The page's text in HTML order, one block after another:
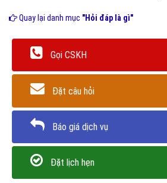
Quay lại danh mục "Hỏi đáp là gì"
Gọi CSKH
Đặt câu hỏi
Báo giá dịch vụ
Đặt lịch hẹn